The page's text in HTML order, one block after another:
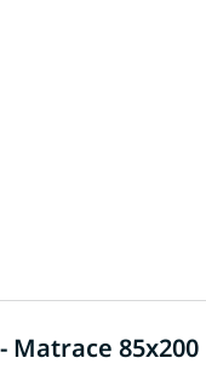
Matrace 85x200